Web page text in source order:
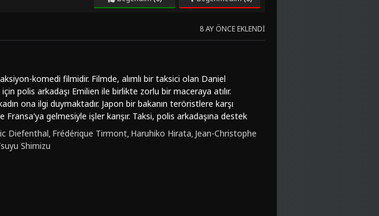
8 AY ÖNCE EKLENDI
komedi filmidir. Filmde, alımlı bir taksici olan Daniel
polis arkadaşı Emilien ile birlikte zorlu bir maceraya atılır.
ona ilgi duymaktadır. Japon bir bakanın teröristlere karşı
gelmesiyle işler karışır. Taksi, polis arkadaşına destek
Frédéric Diefenthal ve Marion Cotillard gibi başarılı
suç türlerini başarılı bir şekilde harmanlar. "Taksi 2", eğlenceli
arasındaki komik diyaloglarıyla dikkat çeker. Seyircileri sürükleyici
Diefenthal, Frédérique Tirmont, Haruhiko Hirata, Jean-Christophe
Shimizu